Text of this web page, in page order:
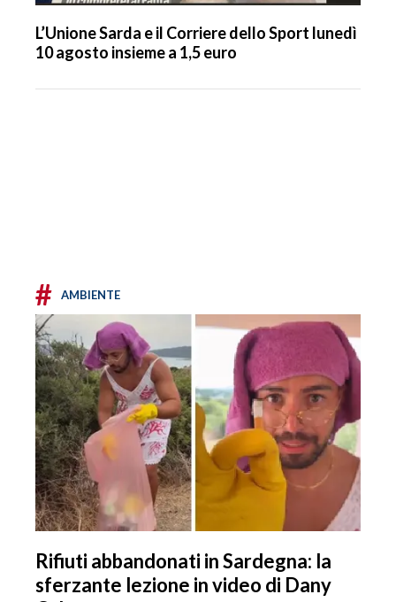
L’Unione Sarda e il Corriere dello Sport lunedì
10 agosto insieme a 1,5 euro
# AMBIENTE
Rifiuti abbandonati in Sardegna: la
sferzante lezione in video di Dany